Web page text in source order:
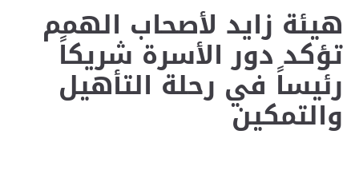
هيئة زايد لأصحاب الهمم
تؤكد دور الأسرة شريكاً
رئيساً في رحلة التأهيل
والتمكين